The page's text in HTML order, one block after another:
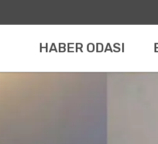
HABER ODASI